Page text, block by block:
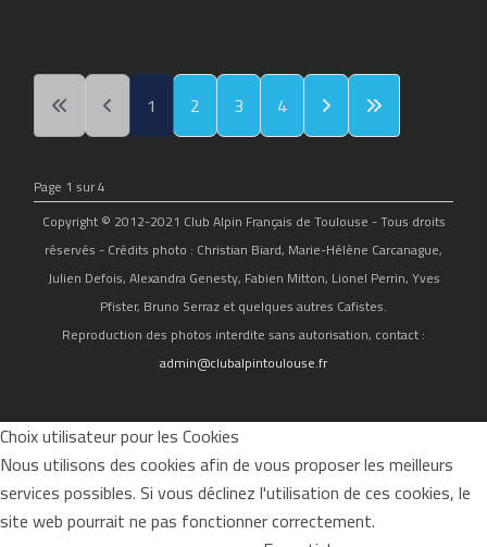
1 2 3 4
Page 1 sur 4
Copyright © 2012-2021 Club Alpin Français de Toulouse - Tous droits
réservés - Crédits photo : Christian Biard, Marie-Hélène Carcanague,
Julien Defois, Alexandra Genesty, Fabien Mitton, Lionel Perrin, Yves
Pfister, Bruno Serraz et quelques autres Cafistes.
Reproduction des photos interdite sans autorisation, contact :
admin@clubalpintoulouse.fr
Choix utilisateur pour les Cookies
Nous utilisons des cookies afin de vous proposer les meilleurs
services possibles. Si vous déclinez l'utilisation de ces cookies, le
site web pourrait ne pas fonctionner correctement.